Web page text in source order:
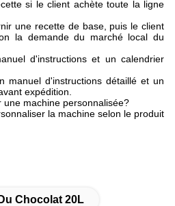
si le client achète toute la ligne
une recette de base, puis le client
la demande du marché local du
d'instructions et un calendrier
manuel d'instructions détaillé et un
expédition.
machine personnalisée?
la machine selon le produit
Chocolat 20L